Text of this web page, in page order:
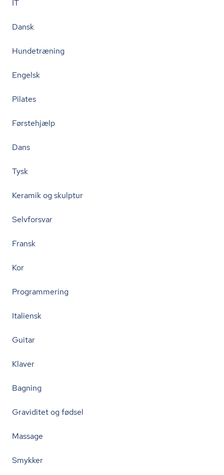
IT
Dansk
Hundetræning
Engelsk
Pilates
Førstehjælp
Dans
Tysk
Keramik og skulptur
Selvforsvar
Fransk
Kor
Programmering
Italiensk
Guitar
Klaver
Bagning
Graviditet og fødsel
Massage
Smykker